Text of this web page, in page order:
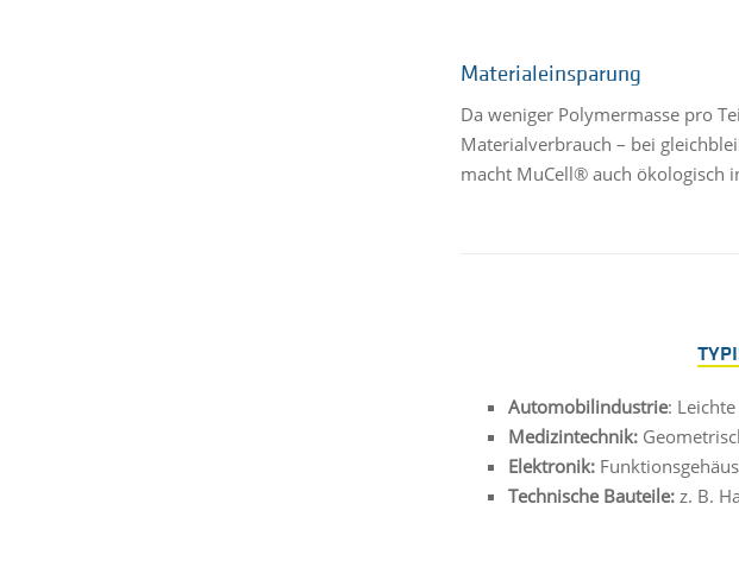
Materialeinsparung
Da weniger Polymermasse pro
Materialverbrauch – bei
macht MuCell® auch ökologisch
Automobilindustrie:
Medizintechnik:
Elektronik:
Technische Bauteile: z. B.